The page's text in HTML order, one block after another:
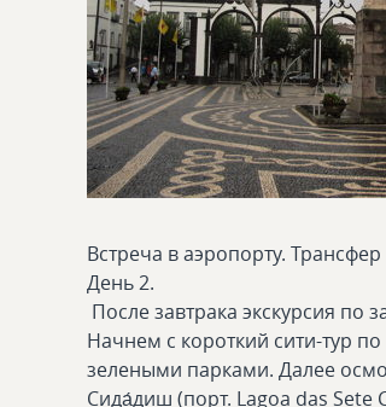
Встреча в аэропорту.
День 2.
После завтрака экскурсия по
Начнем с короткий сити-тур
зелеными парками. Далее
Сида́диш (порт. Lagoa das